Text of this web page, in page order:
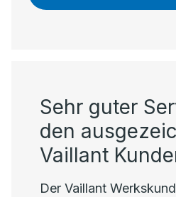
Sehr guter
den
Vaillant
Der Vaillant